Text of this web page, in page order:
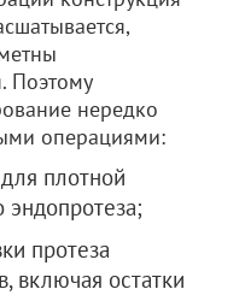
Поэтому
нередко
операциями:
плотной
эндопротеза;
протеза
включая остатки